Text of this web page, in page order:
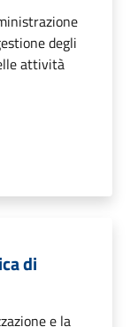
degli
attività
di
e la